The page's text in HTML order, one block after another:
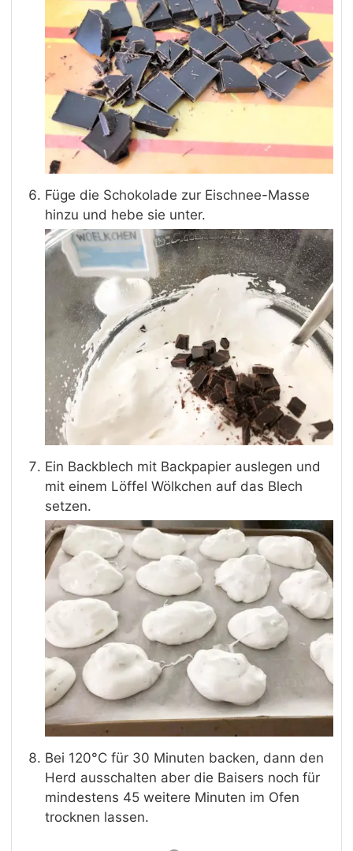
Füge die Schokolade zur Eischnee-Masse
hinzu und hebe sie unter.
Ein Backblech mit Backpapier auslegen und
mit einem Löffel Wölkchen auf das Blech
setzen.
Bei 120°C für 30 Minuten backen, dann den
Herd ausschalten aber die Baisers noch für
mindestens 45 weitere Minuten im Ofen
trocknen lassen.